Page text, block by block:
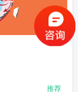
推荐